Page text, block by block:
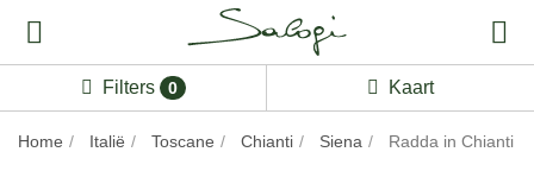
Filters 0 Kaart
Home Italië Toscane Chianti Siena Radda in Chianti